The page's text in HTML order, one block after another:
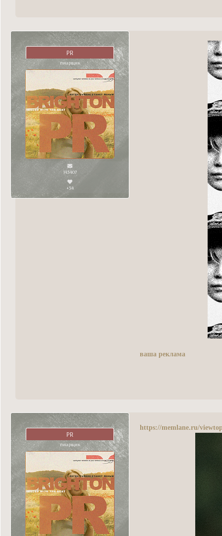
PR
пиарщик
143407
+34
ваша реклама
PR
пиарщик
https://memlane.ru/